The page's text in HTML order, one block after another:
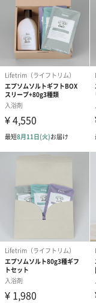
エプソムソルト3種
・大人な香りシダー
・リラックスアロマ
・無香料だからお好
バスタイムを極上
Lifetrimの高品質なエ
なリラクゼーション
体のデトックスをサ
ンドタオルの組み合
使い方はいろいろ